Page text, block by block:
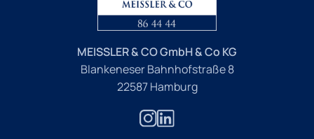
MEISSLER & CO GmbH & Co KG
Blankeneser Bahnhofstraße 8
22587 Hamburg